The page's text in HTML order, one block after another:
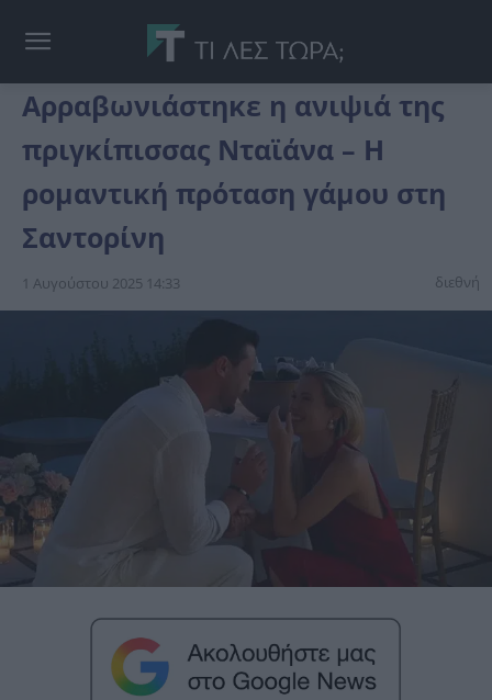
Αρραβωνιάστηκε η ανιψιά της
πριγκίπισσας Νταϊάνα – Η
ρομαντική πρόταση γάμου στη
Σαντορίνη
1 Αυγούστου 2025 14:33 διεθνή